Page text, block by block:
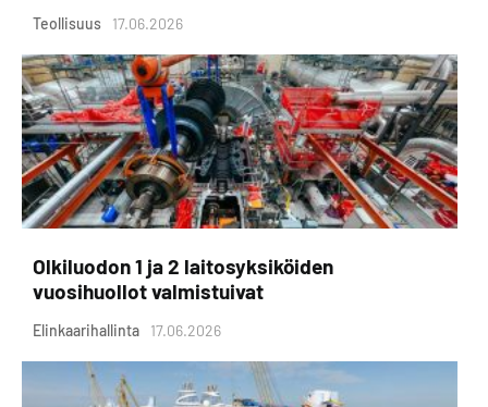
Teollisuus 17.06.2026
Olkiluodon 1 ja 2 laitosyksiköiden
vuosihuollot valmistuivat
Elinkaarihallinta 17.06.2026